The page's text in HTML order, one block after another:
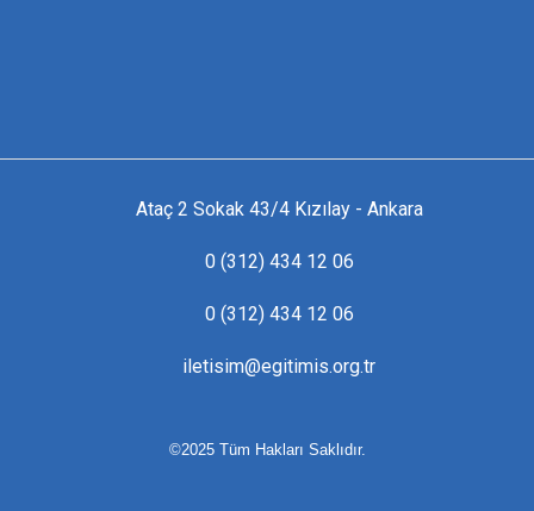
Ataç 2 Sokak 43/4 Kızılay - Ankara
0 (312) 434 12 06
0 (312) 434 12 06
iletisim@egitimis.org.tr
©2025 Tüm Hakları Saklıdır.